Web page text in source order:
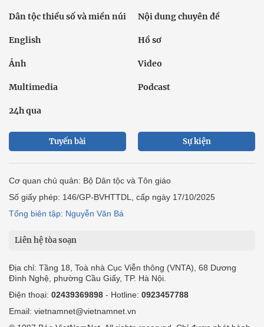
Dân tộc thiểu số và miền núi Nội dung chuyên đề
English Hồ sơ
Ảnh Video
Multimedia Podcast
24h qua
Tuyến bài Sự kiện
Cơ quan chủ quản: Bộ Dân tộc và Tôn giáo
Số giấy phép: 146/GP-BVHTTDL, cấp ngày 17/10/2025
Tổng biên tập: Nguyễn Văn Bá
Liên hệ tòa soạn
Địa chỉ: Tầng 18, Toà nhà Cục Viễn thông (VNTA), 68 Dương
Đình Nghệ, phường Cầu Giấy, TP. Hà Nội.
Điện thoại: 02439369898 - Hotline: 0923457788
Email: vietnamnet@vietnamnet.vn